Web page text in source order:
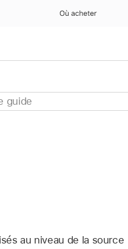
Où acheter
au niveau de la source